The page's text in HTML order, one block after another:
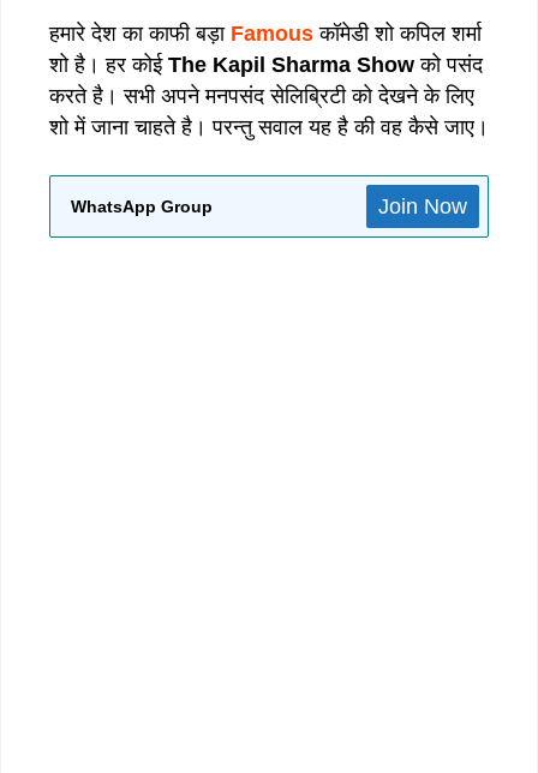
हमारे देश का काफी बड़ा Famous कॉमेडी शो कपिल शर्मा
शो है। हर कोई The Kapil Sharma Show को पसंद
करते है। सभी अपने मनपसंद सेलिब्रिटी को देखने के लिए
शो में जाना चाहते है। परन्तु सवाल यह है की वह कैसे जाए।
WhatsApp Group Join Now